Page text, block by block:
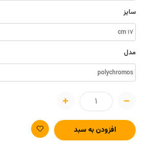
سایز
مدل
افزودن به سبد